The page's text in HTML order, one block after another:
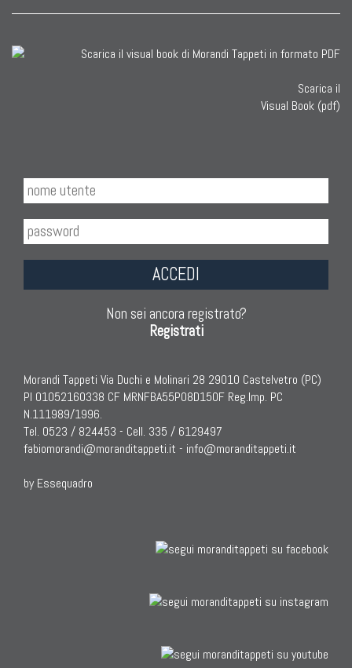
Scarica il
Visual Book (pdf)
ACCEDI
Non sei ancora registrato?
Registrati
Morandi Tappeti Via Duchi e Molinari 28 29010 Castelvetro (PC)
PI 01052160338 CF MRNFBA55P08D150F Reg.Imp. PC
N.111989/1996.
Tel. 0523 / 824453 - Cell. 335 / 6129497
fabiomorandi@moranditappeti.it - info@moranditappeti.it
by Essequadro